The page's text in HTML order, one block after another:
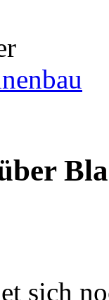
sich